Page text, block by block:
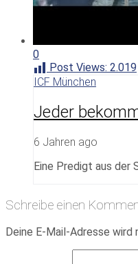
0
Post Views: 2.019
ICF München
Jeder
6 Jahren ago
Eine Predigt aus der
Schreibe einen
Deine E-Mail-Adresse